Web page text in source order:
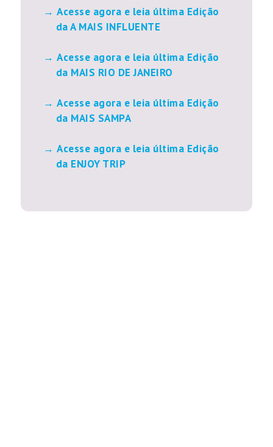
Acesse agora e leia última Edição
da A MAIS INFLUENTE
Acesse agora e leia última Edição
da MAIS RIO DE JANEIRO
Acesse agora e leia última Edição
da MAIS SAMPA
Acesse agora e leia última Edição
da ENJOY TRIP